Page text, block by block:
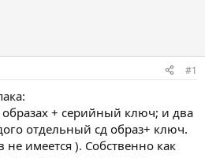
#1
образах + серийный ключ; и два
отдельный сд образ+ ключ.
имеется ). Собственно как